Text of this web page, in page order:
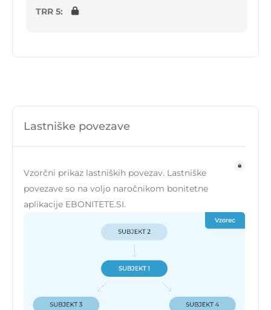
TRR 5:
Lastniške povezave
Vzorčni prikaz lastniških povezav. Lastniške
povezave so na voljo naročnikom bonitetne
aplikacije EBONITETE.SI.